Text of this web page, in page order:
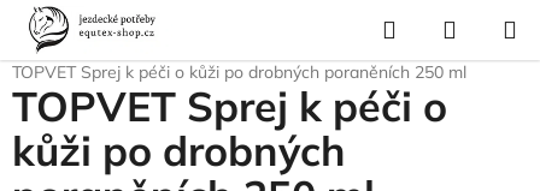
Přejít
obsah
Hledat
KOŠÍK
Domů
Pro koně
TOPVET Sprej k péči o kůži po drobných poraněních 250 ml
TOPVET Sprej k péči o
kůži po drobných